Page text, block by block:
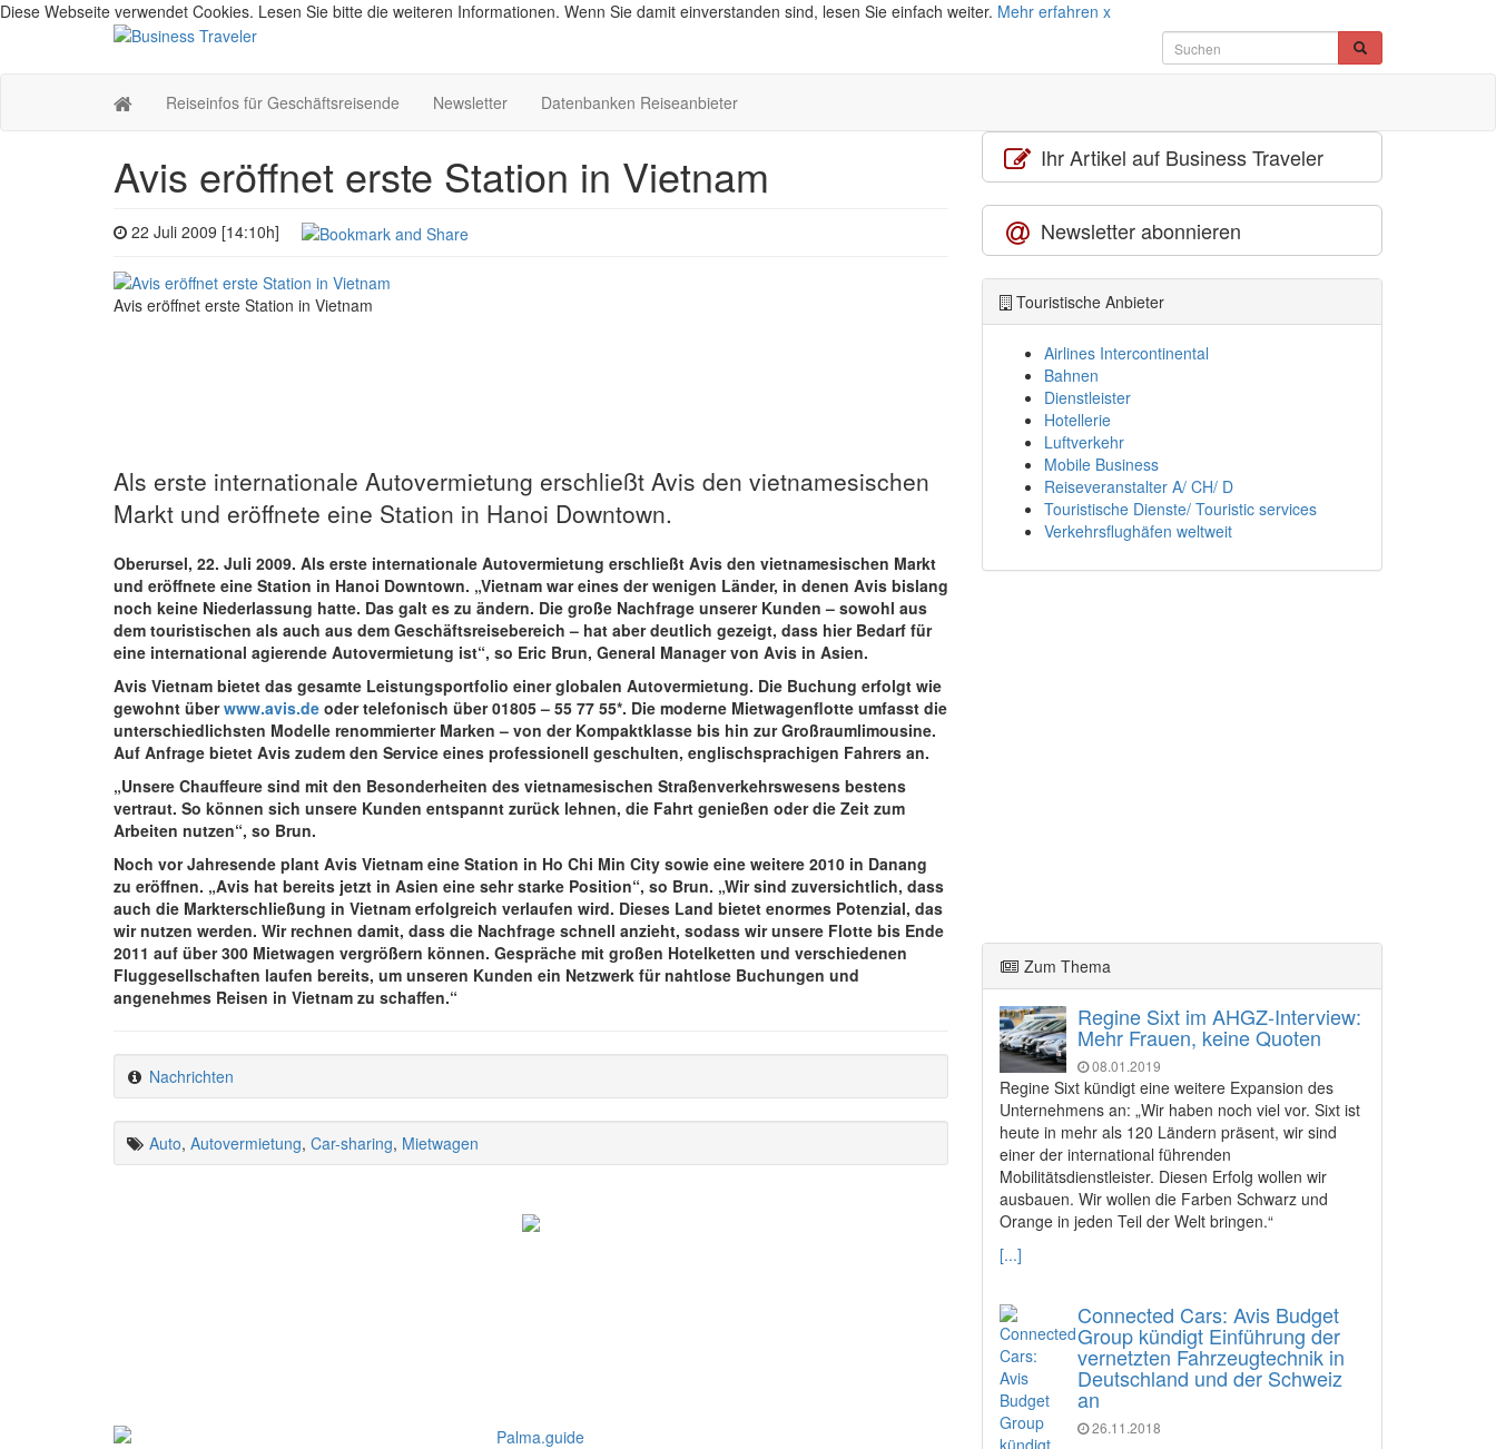
Diese Webseite verwendet Cookies. Lesen Sie bitte die weiteren Informationen. Wenn Sie damit einverstanden sind, lesen Sie einfach weiter. Mehr erfahren x
Reiseinfos für Geschäftsreisende Newsletter Datenbanken Reiseanbieter
Avis eröffnet erste Station in Vietnam
22 Juli 2009 [14:10h]
Avis eröffnet erste Station in Vietnam
Als erste internationale Autovermietung erschließt Avis den vietnamesischen
Markt und eröffnete eine Station in Hanoi Downtown.
Oberursel, 22. Juli 2009. Als erste internationale Autovermietung erschließt Avis den vietnamesischen Markt
und eröffnete eine Station in Hanoi Downtown. „Vietnam war eines der wenigen Länder, in denen Avis bislang
noch keine Niederlassung hatte. Das galt es zu ändern. Die große Nachfrage unserer Kunden – sowohl aus
dem touristischen als auch aus dem Geschäftsreisebereich – hat aber deutlich gezeigt, dass hier Bedarf für
eine international agierende Autovermietung ist“, so Eric Brun, General Manager von Avis in Asien.
Avis Vietnam bietet das gesamte Leistungsportfolio einer globalen Autovermietung. Die Buchung erfolgt wie
gewohnt überwww.avis.de oder telefonisch über 01805 – 55 77 55*. Die moderne Mietwagenflotte umfasst die
unterschiedlichsten Modelle renommierter Marken – von der Kompaktklasse bis hin zur Großraumlimousine.
Auf Anfrage bietet Avis zudem den Service eines professionell geschulten, englischsprachigen Fahrers an.
„Unsere Chauffeure sind mit den Besonderheiten des vietnamesischen Straßenverkehrswesens bestens
vertraut. So können sich unsere Kunden entspannt zurück lehnen, die Fahrt genießen oder die Zeit zum
Arbeiten nutzen“, so Brun.
Noch vor Jahresende plant Avis Vietnam eine Station in Ho Chi Min City sowie eine weitere 2010 in Danang
zu eröffnen. „Avis hat bereits jetzt in Asien eine sehr starke Position“, so Brun. „Wir sind zuversichtlich, dass
auch die Markterschließung in Vietnam erfolgreich verlaufen wird. Dieses Land bietet enormes Potenzial, das
wir nutzen werden. Wir rechnen damit, dass die Nachfrage schnell anzieht, sodass wir unsere Flotte bis Ende
2011 auf über 300 Mietwagen vergrößern können. Gespräche mit großen Hotelketten und verschiedenen
Fluggesellschaften laufen bereits, um unseren Kunden ein Netzwerk für nahtlose Buchungen und
angenehmes Reisen in Vietnam zu schaffen.“
Nachrichten
Auto, Autovermietung, Car-sharing, Mietwagen
Ihr Artikel auf Business Traveler
Newsletter abonnieren
Touristische Anbieter
Airlines Intercontinental
Bahnen
Dienstleister
Hotellerie
Luftverkehr
Mobile Business
Reiseveranstalter A/ CH/ D
Touristische Dienste/ Touristic services
Verkehrsflughäfen weltweit
Zum Thema
Regine Sixt im AHGZ-Interview:
Mehr Frauen, keine Quoten
08.01.2019
Regine Sixt kündigt eine weitere Expansion des
Unternehmens an: „Wir haben noch viel vor. Sixt ist
heute in mehr als 120 Ländern präsent, wir sind
einer der international führenden
Mobilitätsdienstleister. Diesen Erfolg wollen wir
ausbauen. Wir wollen die Farben Schwarz und
Orange in jeden Teil der Welt bringen.“
[...]
Connected Cars: Avis Budget
Group kündigt Einführung der
vernetzten Fahrzeugtechnik in
Deutschland und der Schweiz
an
26.11.2018